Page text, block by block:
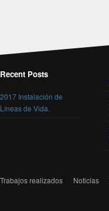
Recent Posts
2017 Instalación de
Líneas de Vida.
Trabajos realizados Noticias